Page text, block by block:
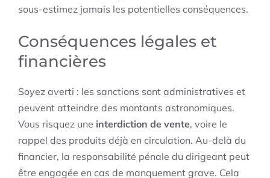
sous-estimez jamais les potentielles conséquences.
Conséquences légales et
financières
Soyez averti : les sanctions sont administratives et
peuvent atteindre des montants astronomiques.
Vous risquez une interdiction de vente, voire le
rappel des produits déjà en circulation. Au-delà du
financier, la responsabilité pénale du dirigeant peut
être engagée en cas de manquement grave. Cela